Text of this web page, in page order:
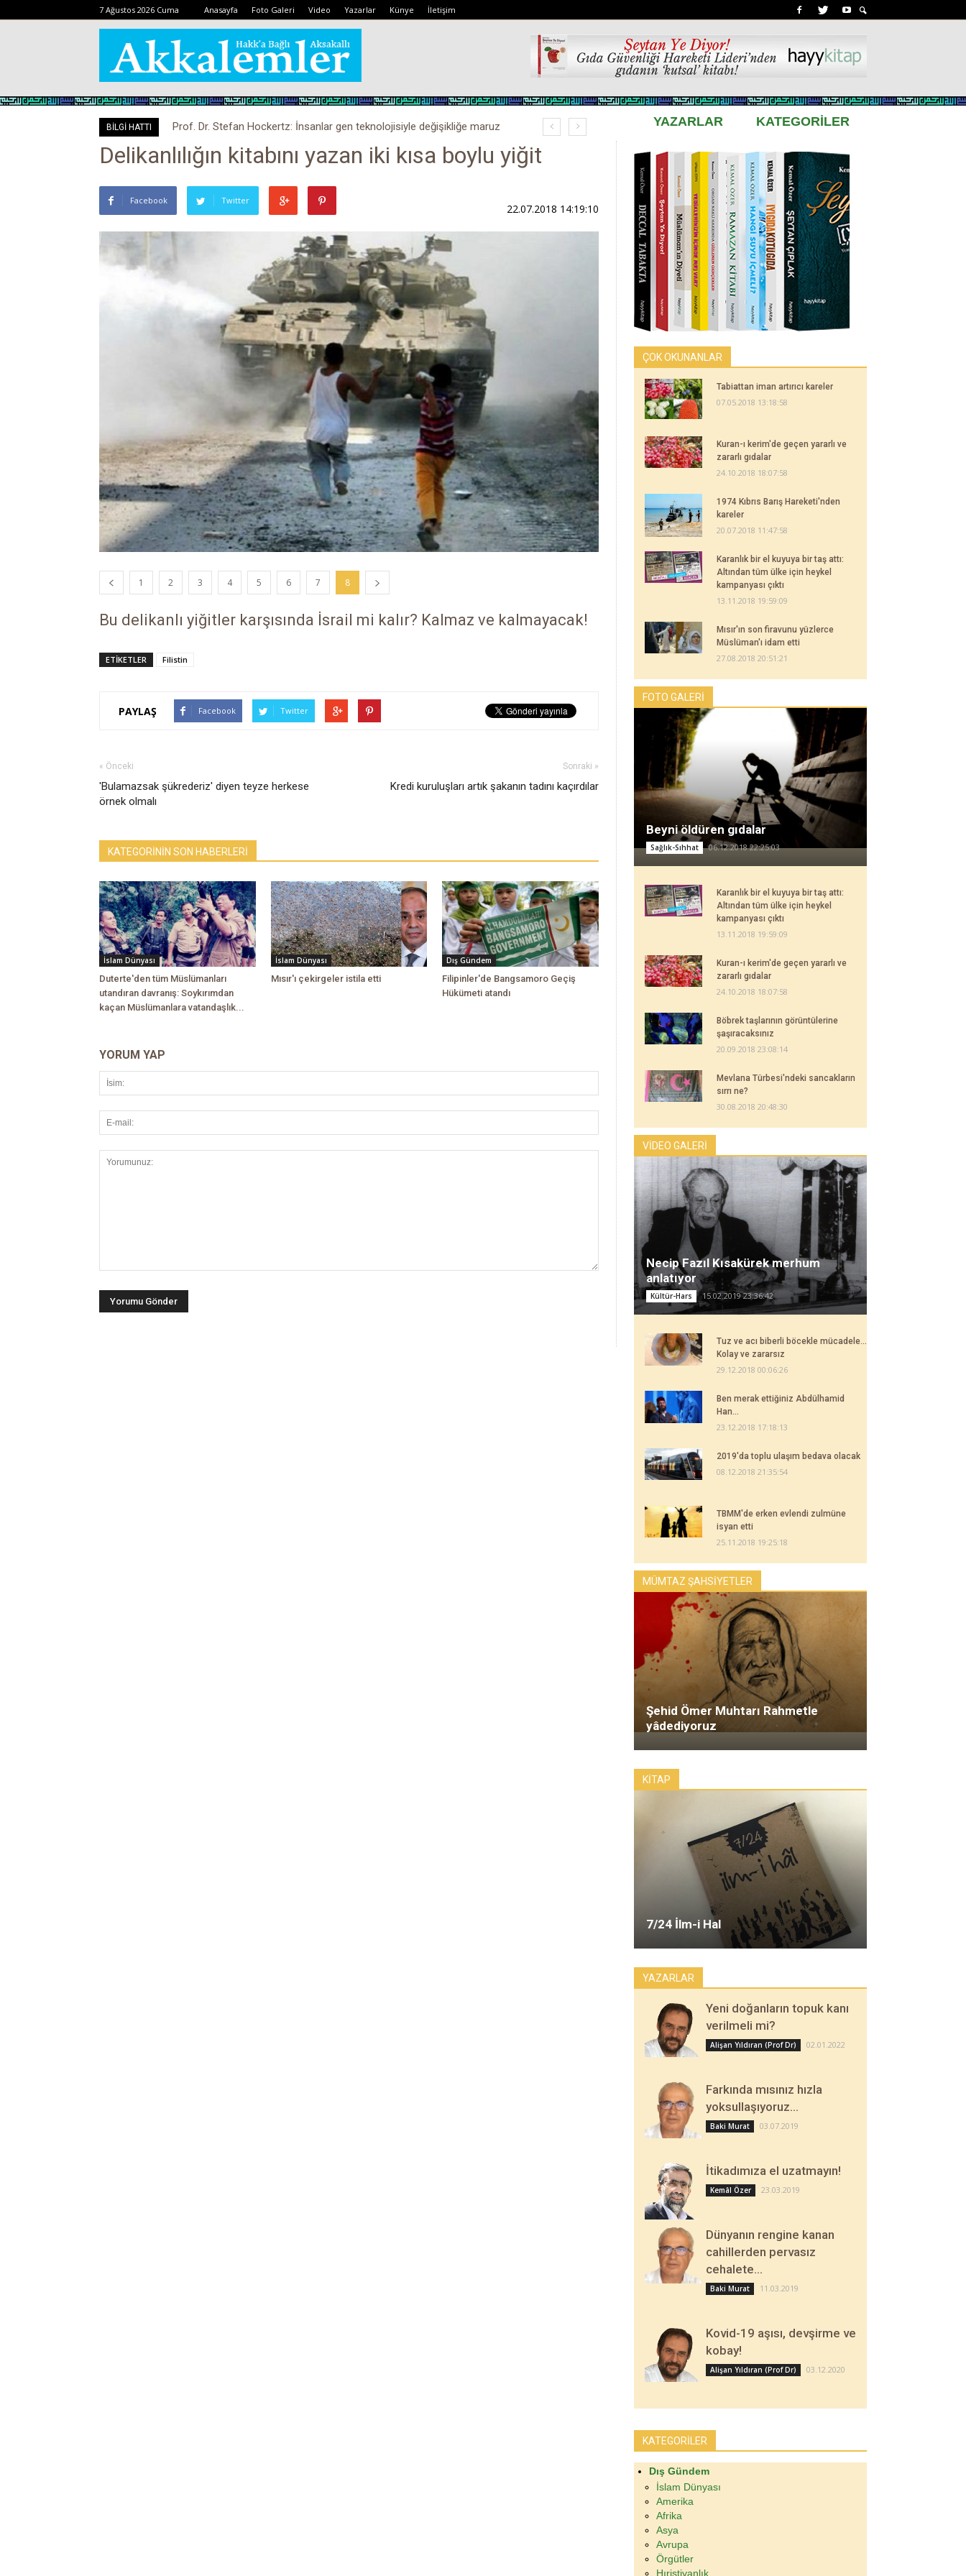
7 Ağustos 2026 Cuma Anasayfa Foto Galeri Video Yazarlar Künye İletişim
BİLGİ HATTI
Prof. Dr. Stefan Hockertz: İnsanlar gen teknolojisiyle değişikliğe maruz
kalabilir
YAZARLAR KATEGORİLER
Delikanlılığın kitabını yazan iki kısa boylu yiğit
Facebook Twitter
22.07.2018 14:19:10
1 2 3 4 5 6 7 8
Bu delikanlı yiğitler karşısında İsrail mi kalır? Kalmaz ve kalmayacak!
ETİKETLER Filistin
PAYLAŞ Facebook Twitter
« Önceki
'Bulamazsak şükrederiz' diyen teyze herkese
örnek olmalı
Sonraki »
Kredi kuruluşları artık şakanın tadını kaçırdılar
KATEGORİNİN SON HABERLERİ
İslam Dünyası
Duterte'den tüm Müslümanları
utandıran davranış: Soykırımdan
kaçan Müslümanlara vatandaşlık...
İslam Dünyası
Mısır'ı çekirgeler istila etti
Dış Gündem
Filipinler'de Bangsamoro Geçiş
Hükümeti atandı
YORUM YAP
ÇOK OKUNANLAR
Tabiattan iman artırıcı kareler
07.05.2018 13:18:58
Kuran-ı kerim'de geçen yararlı ve
zararlı gıdalar
24.10.2018 18:07:58
1974 Kıbrıs Barış Hareketi'nden
kareler
20.07.2018 11:47:58
Karanlık bir el kuyuya bir taş attı:
Altından tüm ülke için heykel
kampanyası çıktı
13.11.2018 19:59:09
Mısır'ın son firavunu yüzlerce
Müslüman'ı idam etti
27.08.2018 20:51:21
FOTO GALERİ
Beyni öldüren gıdalar
Sağlık-Sıhhat 06.12.2018 22:25:03
Karanlık bir el kuyuya bir taş attı:
Altından tüm ülke için heykel
kampanyası çıktı
13.11.2018 19:59:09
Kuran-ı kerim'de geçen yararlı ve
zararlı gıdalar
24.10.2018 18:07:58
Böbrek taşlarının görüntülerine
şaşıracaksınız
20.09.2018 23:08:14
Mevlana Türbesi'ndeki sancakların
sırrı ne?
30.08.2018 20:48:30
VİDEO GALERİ
Necip Fazıl Kısakürek merhum
anlatıyor
Kültür-Hars 15.02.2019 23:36:42
Tuz ve acı biberli böcekle mücadele...
Kolay ve zararsız
29.12.2018 00:06:26
Ben merak ettiğiniz Abdülhamid
Han...
23.12.2018 17:18:13
2019'da toplu ulaşım bedava olacak
08.12.2018 21:35:54
TBMM'de erken evlendi zulmüne
isyan etti
25.11.2018 19:25:18
MÜMTAZ ŞAHSİYETLER
Şehid Ömer Muhtarı Rahmetle
yâdediyoruz
KİTAP
7/24 İlm-i Hal
YAZARLAR
Yeni doğanların topuk kanı
verilmeli mi?
Alişan Yıldıran (Prof Dr) 02.01.2022
Farkında mısınız hızla
yoksullaşıyoruz…
Baki Murat 03.07.2019
İtikadımıza el uzatmayın!
Kemâl Özer 23.03.2019
Dünyanın rengine kanan
cahillerden pervasız
cehalete…
Baki Murat 11.03.2019
Kovid-19 aşısı, devşirme ve
kobay!
Alişan Yıldıran (Prof Dr) 03.12.2020
KATEGORİLER
Dış Gündem
İslam Dünyası
Amerika
Afrika
Asya
Avrupa
Örgütler
Hıristiyanlık